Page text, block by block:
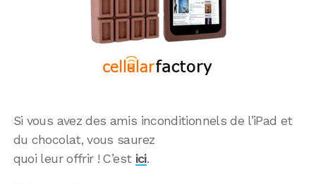
Si vous avez des amis inconditionnels de l’iPad et
du chocolat, vous saurez
quoi leur offrir ! C’est ici.